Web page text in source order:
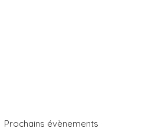
Prochains évènements